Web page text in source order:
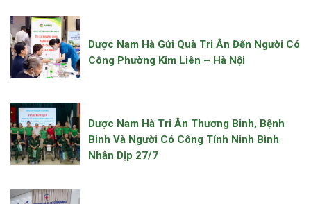
Dược Nam Hà Gửi Quà Tri Ân Đến Người Có
Công Phường Kim Liên – Hà Nội
Dược Nam Hà Tri Ân Thương Binh, Bệnh
Binh Và Người Có Công Tỉnh Ninh Bình
Nhân Dịp 27/7